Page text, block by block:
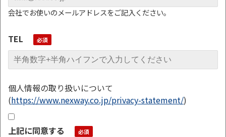
会社でお使いのメールアドレスをご記入ください。
TEL
個人情報の取り扱いについて
(https://www.nexway.co.jp/privacy-statement/)
上記に同意する